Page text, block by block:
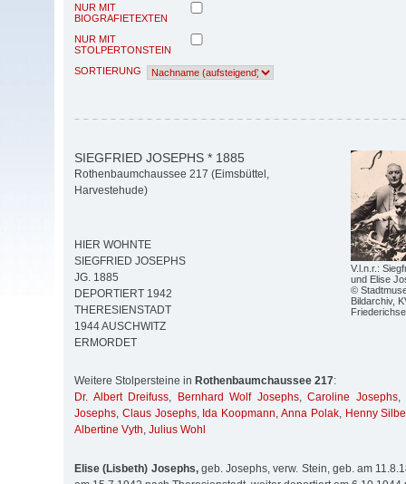
NUR MIT
BIOGRAFIETEXTEN
NUR MIT
STOLPERTONSTEIN
SORTIERUNG
V.l.n.r.:
und Elise
©
Bildarchiv,
SIEGFRIED JOSEPHS * 1885
Rothenbaumchaussee 217 (Eimsbüttel,
Harvestehude)
HIER WOHNTE
SIEGFRIED JOSEPHS
JG. 1885
DEPORTIERT 1942
THERESIENSTADT
1944 AUSCHWITZ
ERMORDET
Weitere Stolpersteine in Rothenbaumchaussee 217:
Dr. Albert Dreifuss, Bernhard Wolf Josephs, Caroline Josephs,
Josephs, Claus Josephs, Ida Koopmann,Anna Polak, Henny
Albertine Vyth, Julius Wohl
Elise (Lisbeth) Josephs,geb. Josephs, verw. Stein, geb. am